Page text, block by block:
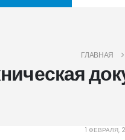
ГЛАВНАЯ
1 ФЕВРАЛЯ,